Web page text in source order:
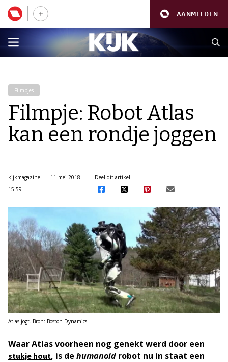
AANMELDEN
Filmpjes
Filmpje: Robot Atlas
kan een rondje joggen
kijkmagazine
11 mei 2018
15:59
Deel dit artikel:
Atlas jogt. Bron: Boston Dynamics
Waar Atlas voorheen nog genekt werd door een
stukje hout, is de humanoid robot nu in staat een